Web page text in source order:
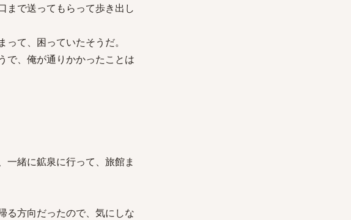
まで送ってもらって歩き出し
て、困っていたそうだ。
で、俺が通りかかったことは
一緒に鉱泉に行って、旅館ま
る方向だったので、気にしな